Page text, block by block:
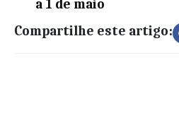
a 1 de maio
Compartilhe este artigo: